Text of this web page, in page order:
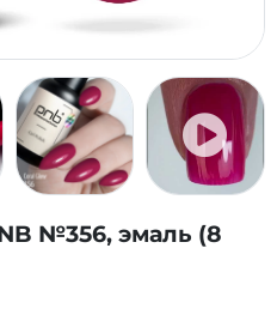
№356, эмаль (8